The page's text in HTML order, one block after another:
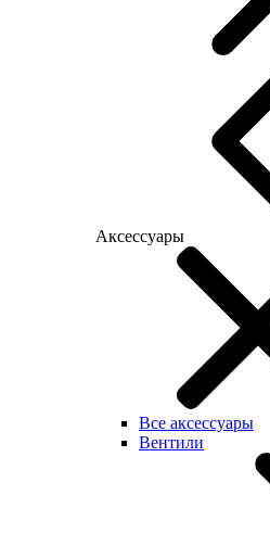
Аксессуары
Все аксессуары
Вентили